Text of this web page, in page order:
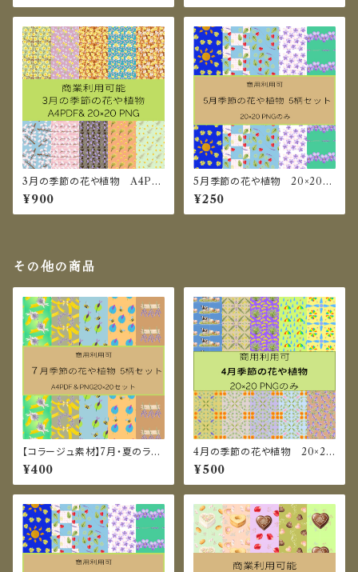
3月の季節の花や植物 A4PD
F＆20×20㎝PNG セット
¥900
5月季節の花や植物 20×20㎝
PNGのみ
¥250
その他の商品
【コラージュ素材】7月・夏のラベ
ンダーイメージのデジタルペー
パー10枚セット（PDF/PNG）
¥400
4月の季節の花や植物 20×20
㎝PNGのみ
¥500